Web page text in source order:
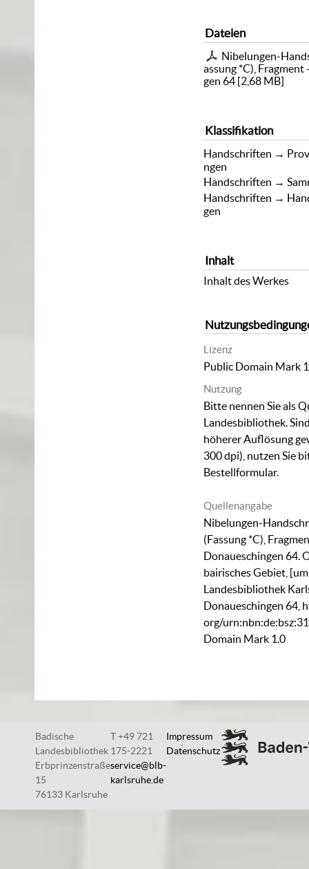
Dateien
Nibelungen-
assung *C),
gen 64 [2,68 MB]
Klassifikation
Handschriften →
ngen
Handschriften →
Handschriften →
gen
Inhalt
Inhalt des Werkes
Lizenz
Public Domain Mark
Nutzung
Bitte nennen Sie als
Landesbibliothek.
höherer Auflösung
300 dpi), nutzen Sie
Bestellformular.
Quellenangabe
Nibelungen-
(Fassung *C),
Donaueschingen 64.
bairisches Gebiet,
Landesbibliothek
Donaueschingen 64
org/
Domain Mark 1.0
Badische
Landesbibliothek
Erbprinzenstraße
15
76133 Karlsruhe
T +49 721
175-2221
service@blb-
karlsruhe.de
Impressum
Datenschutz